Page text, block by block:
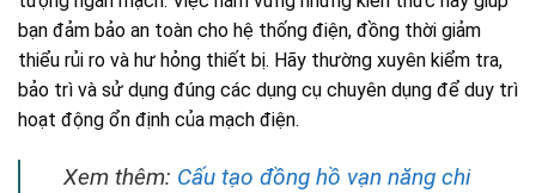
bạn đảm bảo an toàn cho hệ thống điện, đồng thời giảm
thiểu rủi ro và hư hỏng thiết bị. Hãy thường xuyên kiểm tra,
bảo trì và sử dụng đúng các dụng cụ chuyên dụng để duy trì
hoạt động ổn định của mạch điện.
Xem thêm: Cấu tạo đồng hồ vạn năng chi